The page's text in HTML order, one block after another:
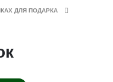
ДЛЯ ПОДАРКА